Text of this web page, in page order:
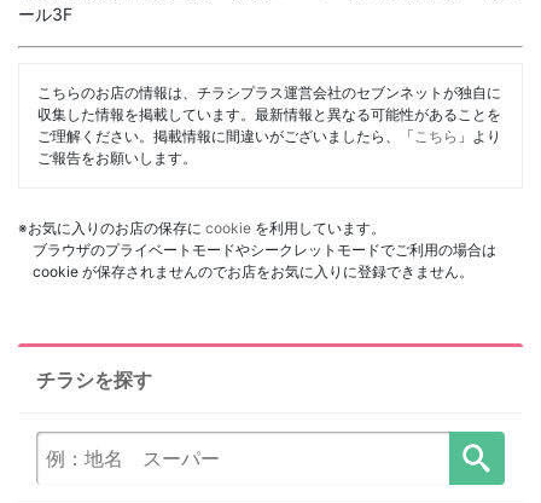
ール3F
こちらのお店の情報は、チラシプラス運営会社のセブンネットが独自に
収集した情報を掲載しています。最新情報と異なる可能性があることを
ご理解ください。掲載情報に間違いがございましたら、「 こちら 」より
ご報告をお願いします。
※お気に入りのお店の保存に cookie を利用しています。
ブラウザのプライベートモードやシークレットモードでご利用の場合は
cookie が保存されませんのでお店をお気に入りに登録できません。
チラシを探す